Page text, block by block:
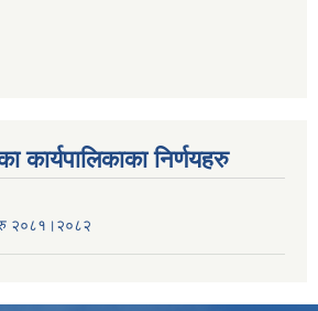
कार्यपालिकाका निर्णयहरु
२०८१।२०८२